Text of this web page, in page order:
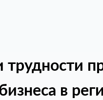
трудности
в